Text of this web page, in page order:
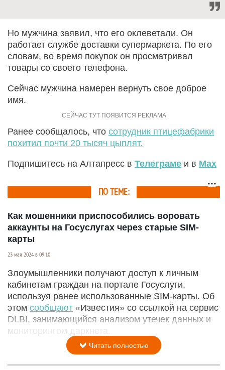
Но мужчина заявил, что его оклеветали. Он
работает службе доставки супермаркета. По его
словам, во время покупок он просматривал
товары со своего телефона.
Сейчас мужчина намерен вернуть свое доброе
имя.
Ранее сообщалось, что сотрудник птицефабрики
похитил почти 20 тысяч цыплят.
Подпишитесь на Алтапресс в Телеграме и в Max
ПО ТЕМЕ:
Как мошенники приспособились воровать
аккаунты на Госуслугах через старые SIM-
карты
23 мая 2024 в 09:10
Злоумышленники получают доступ к личным
кабинетам граждан на портале Госуслуги,
используя ранее использованные SIM-карты. Об
этом сообщают «Известия» со ссылкой на сервис
DLBI, занимающийся анализом утечек данных и
мониторингом даркнета.
Читать полностью